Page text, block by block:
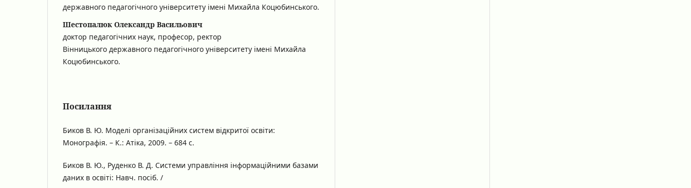
державного педагогічного університету імені Михайла Коцюбинського.
Шестопалюк Олександр Васильович
доктор педагогічних наук, професор, ректор
Вінницького державного педагогічного університету імені Михайла
Коцюбинського.
Посилання
Биков В. Ю. Моделі організаційних систем відкритої освіти:
Монографія. – К.: Атіка, 2009. – 684 c.
Биков В. Ю., Руденко В. Д. Системи управління інформаційними базами
даних в освіті: Навч. посіб. /